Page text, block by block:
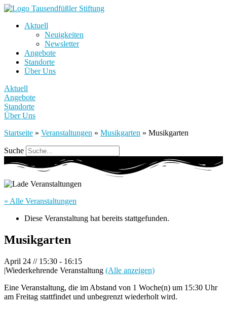
Aktuell
Neuigkeiten
Newsletter
Angebote
Standorte
Über Uns
Aktuell
Angebote
Standorte
Über Uns
Startseite » Veranstaltungen » Musikgarten » Musikgarten
Suche
« Alle Veranstaltungen
Diese Veranstaltung hat bereits stattgefunden.
Musikgarten
April 24 // 15:30 - 16:15
|Wiederkehrende Veranstaltung (Alle anzeigen)
Eine Veranstaltung, die im Abstand von 1 Woche(n) um 15:30 Uhr
am Freitag stattfindet und unbegrenzt wiederholt wird.